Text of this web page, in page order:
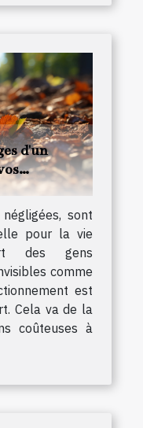
d'un
sont
pour la vie
des gens
comme
est
Cela va de la
coûteuses à